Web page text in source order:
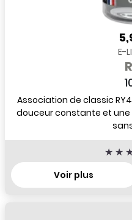
E-
Association de classic
douceur constante et une
Voir plus